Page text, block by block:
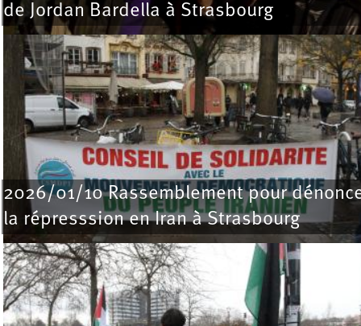
de Jordan Bardella à Strasbourg
2026/01/10 Rassemblement pour
la répresssion en Iran à Strasbourg